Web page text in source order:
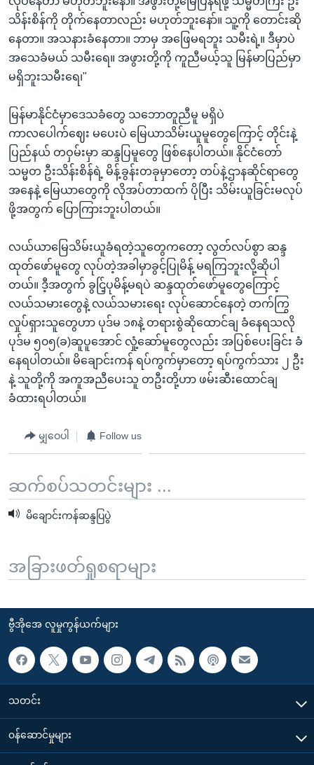
သိန်းစိန်ကို တိုက်နေတာလည်း မဟုတ်ဘူးနော်။ သူ့ကို တောင်းဆို
နေတာ။ အသနားခံနေတာ။ ဘာမှ အဖြေမရဘူး သမီးရဲ့။ ဒီမှာပဲ
အသေခံမယ် သမီးရေ။ အဖွားတို့ကို ကူညီမယ့်သူ မြန်မာပြည်မှာ
မရှိဘူးသမီးရေ၊"
မြန်မာနိုင်ငံမှာဒေသခံတွေ သဘောတူညီမူ မရှိပဲ
ကာလပေါက်ဈေး မပေးပဲ မြေယာသိမ်းယူမူတွေကြောင့် တိုင်းနဲ့
ပြည်နယ် တဝှမ်းမှာ ဆန္ဒပြမူတွေ ဖြစ်နေပါတယ်။ နိုင်ငံတော်
သမ္မတ ဦးသိန်းစိန်ရဲ့ မိန့်ခွန်းတခုမှာတော့ တပ်နဲ့ဌာနဆိုင်ရာတွေ
အနေနဲ့ မြေယာတွေကို လိုအပ်တာထက် ပိုပြီး သိမ်းယူခြင်းမလုပ်
ဖို့အတွက် ပြောကြားဘူးပါတယ်။
လယ်ယာမြေသိမ်းယူခံရတဲ့သူတွေကတော့ လွတ်လပ်စွာ ဆန္ဒ
ထုတ်ဖော်မူတွေ လုပ်တဲ့အခါမှာခွင့်ပြုမိန့် မရကြဘူးလို့ဆိုပါ
တယ်။ ဒီ့အတွက် ခွင်ြ့ပုမိန့်မရပဲ ဆန္ဒထုတ်ဖော်မူတွေကြောင့်
လယ်သမားတွေနဲ့ လယ်သမားရေး လုပ်ဆောင်နေတဲ့ တက်ကြွ
လှုပ်ရှားသူတွေဟာ ပုဒ်မ ၁၈နဲ့ တရားစွဲဆိုထောင်ချ ခံနေရသလို
ပုဒ်မ ၅၀၅(ခ)ဆူပူအောင် လှုံ့ဆော်မူတွေလည်း အပြစ်ပေးခြင်း ခံ
နေရပါတယ်။ မိချောင်းကန် ရပ်ကွက်မှာတော့ ရပ်ကွက်သား ၂ ဦး
နဲ့ သူတို့ကို အကူအညီပေးသူ တဦးတို့ဟာ ဖမ်းဆီးထောင်ချ
ခံထားရပါတယ်။
မျှဝေပါ Follow us
ဆက်စပ်သတင်းများ ...
မိချောင်းကန်ဆန္ဒပြပွဲ
အခြားဖတ်ရှုစရာများ
ဗွီအိုအေ လူမှုကွန်ယက်များ
သတင်း
၀န်ဆောင်မှုများ